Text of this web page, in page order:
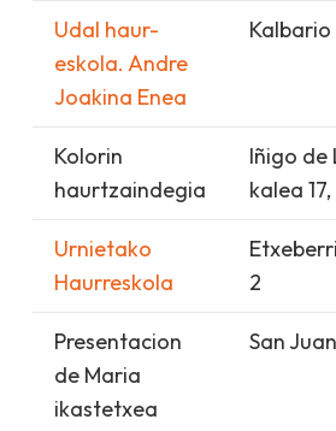
Udal haur-
eskola. Andre
Joakina Enea
Kolorin
haurtzaindegia
Iñigo de
kalea
Urnietako
Haurreskola
2
Presentacion
de Maria
ikastetxea
San